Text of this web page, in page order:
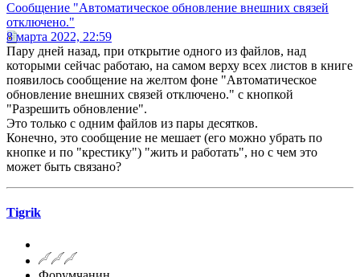
Сообщение "Автоматическое обновление внешних связей
отключено."
8 марта 2022, 22:59
Пару дней назад, при открытие одного из файлов, над
которыми сейчас работаю, на самом верху всех листов в книге
появилось сообщение на желтом фоне "Автоматическое
обновление внешних связей отключено." с кнопкой
"Разрешить обновление".
Это только с одним файлов из пары десятков.
Конечно, это сообщение не мешает (его можно убрать по
кнопке и по "крестику") "жить и работать", но с чем это
может быть связано?
Tigrik